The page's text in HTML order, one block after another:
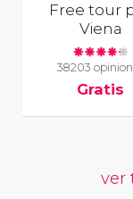
Free tour
Viena
38203
Gratis
ver